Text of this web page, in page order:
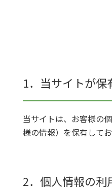
1．当サイトが保
当サイトは、お客様の
様の情報）を保有してお
2．個人情報の